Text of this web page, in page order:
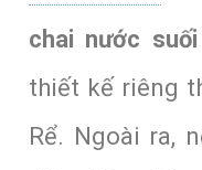
chai nước
thiết kế riêng
Rể. Ngoài ra,